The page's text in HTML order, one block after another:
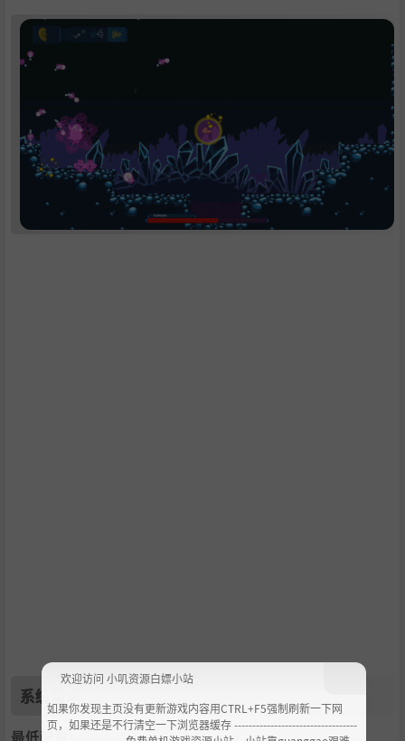
系统需求
最低配置:
欢迎访问 小叽资源白嫖小站
如果你发现主页没有更新游戏内容用CTRL+F5强制刷新一下网
页，如果还是不行清空一下浏览器缓存 ----------------------------------